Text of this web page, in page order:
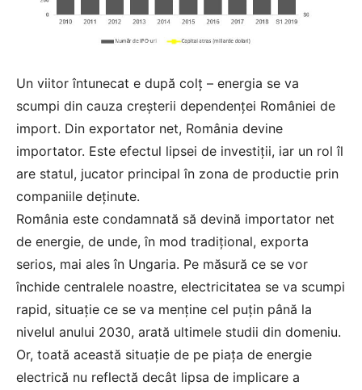
Un viitor întunecat e după colț – energia se va
scumpi din cauza creșterii dependenței României de
import. Din exportator net, România devine
importator. Este efectul lipsei de investiții, iar un rol îl
are statul, jucator principal în zona de productie prin
companiile deținute.
România este condamnată să devină importator net
de energie, de unde, în mod tradițional, exporta
serios, mai ales în Ungaria. Pe măsură ce se vor
închide centralele noastre, electricitatea se va scumpi
rapid, situație ce se va menține cel puțin până la
nivelul anului 2030, arată ultimele studii din domeniu.
Or, toată această situație de pe piața de energie
electrică nu reflectă decât lipsa de implicare a